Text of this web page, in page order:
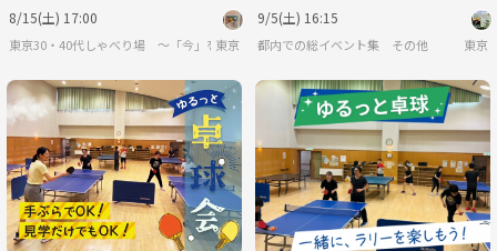
限定！北海道グルメ満喫交流会✨
8/15(土) 17:00
東京30・40代しゃべり場 ～「今」を共有 風花雪月〜
東京
ーム中心のゆる交流！お一人様大歓
迎♪
9/5(土) 16:15
都内での総イベント集 その他 東京